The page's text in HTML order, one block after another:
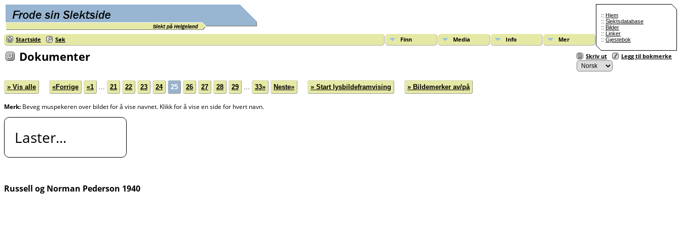
:: Hjem
:: Slektsdatabase
:: Bilder
:: Linker
:: Gjestebok
Finn Media Info Mer
Startside Søk
Skriv ut Legg til bokmerke
Dokumenter
» Vis alle «Forrige «1 ... 21 22 23 24 25 26 27 28 29 ... 33» Neste» » Start lysbildeframvising » Bildemerker av/på
Merk: Beveg muspekeren over bildet for å vise navnet. Klikk for å vise en side for hvert navn.
Laster...
Russell og Norman Pederson 1940